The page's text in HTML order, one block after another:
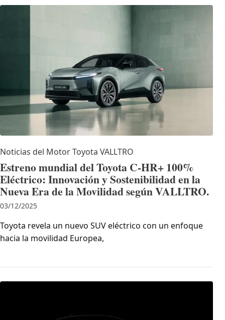
Noticias del MotorToyota VALLTRO
Estreno mundial del Toyota C-HR+ 100%
Eléctrico: Innovación y Sostenibilidad en la
Nueva Era de la Movilidad según VALLTRO.
03/12/2025
Toyota revela un nuevo SUV eléctrico con un enfoque
hacia la movilidad Europea,